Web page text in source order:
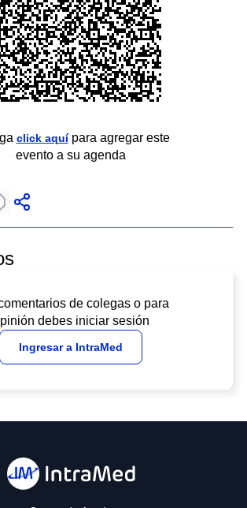
click aquípara agregar este
evento a su agenda
de colegas o para
debes iniciar sesión
Ingresar a IntraMed